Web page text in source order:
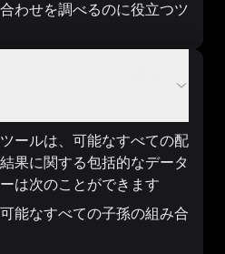
わせを調べるのに役立つツ
ールは、可能なすべての配
果に関する包括的なデータ
は次のことができます
能なすべての子孫の組み合